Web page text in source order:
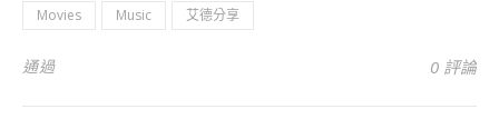
Movies Music 艾德分享
通過 0 評論